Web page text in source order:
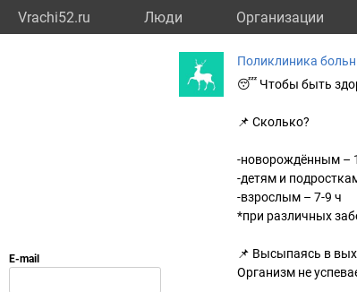
Vrachi52.ru Люди Организации
Поликлиника
😴 Чтобы быть
📌 Сколько?
-новорождённым –
-детям и
-взрослым – 7-9 ч
*при различных
📌 Высыпаясь в
Организм не